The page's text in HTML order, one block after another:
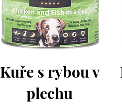
Kuře s rybou v
plechu